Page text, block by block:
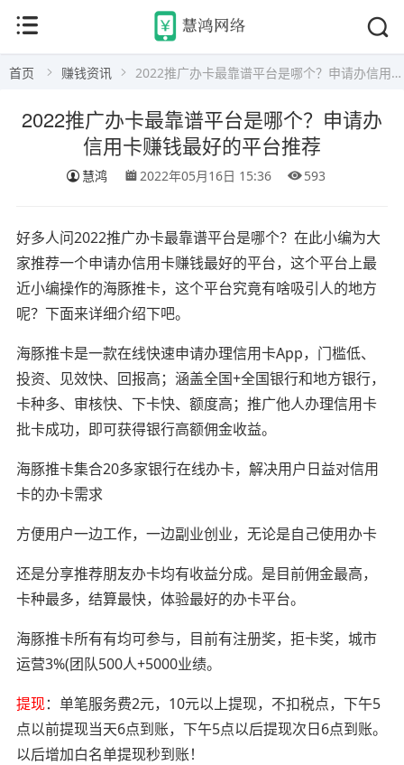
首页 赚钱资讯 2022推广办卡最靠谱平台是哪个？申请办信用卡赚钱最好的平台推荐
2022推广办卡最靠谱平台是哪个？申请办
信用卡赚钱最好的平台推荐
慧鸿 2022年05月16日 15:36 593
好多人问2022推广办卡最靠谱平台是哪个？在此小编为大
家推荐一个申请办信用卡赚钱最好的平台，这个平台上最
近小编操作的海豚推卡，这个平台究竟有啥吸引人的地方
呢？下面来详细介绍下吧。
海豚推卡是一款在线快速申请办理信用卡App，门槛低、
投资、见效快、回报高；涵盖全国+全国银行和地方银行，
卡种多、审核快、下卡快、额度高；推广他人办理信用卡
批卡成功，即可获得银行高额佣金收益。
海豚推卡集合20多家银行在线办卡，解决用户日益对信用
卡的办卡需求
方便用户一边工作，一边副业创业，无论是自己使用办卡
还是分享推荐朋友办卡均有收益分成。是目前佣金最高，
卡种最多，结算最快，体验最好的办卡平台。
海豚推卡所有有均可参与，目前有注册奖，拒卡奖，城市
运营3%(团队500人+5000业绩。
提现：单笔服务费2元，10元以上提现，不扣税点，下午5
点以前提现当天6点到账，下午5点以后提现次日6点到账。
以后增加白名单提现秒到账！